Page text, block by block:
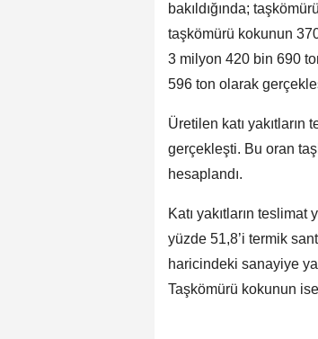
bakıldığında;
taşkömürü kokunun
3 milyon 420 bin 690
596 ton olarak
Üretilen katı yakıtların
gerçekleşti. Bu oran
hesaplandı.
Katı yakıtların
yüzde 51,8’i termik
haricindeki sanayiye
Taşkömürü kokunun